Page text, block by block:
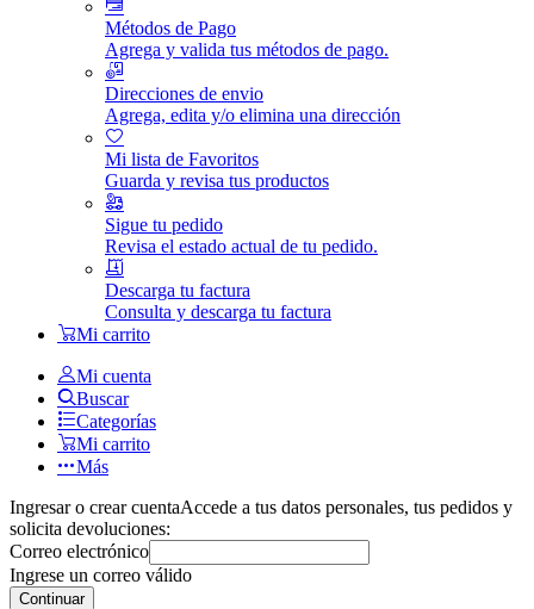
Métodos de Pago
Agrega y valida tus métodos de pago.
Direcciones de envio
Agrega, edita y/o elimina una dirección
Mi lista de Favoritos
Guarda y revisa tus productos
Sigue tu pedido
Revisa el estado actual de tu pedido.
Descarga tu factura
Consulta y descarga tu factura
Mi carrito
Mi cuenta
Buscar
Categorías
Mi carrito
Más
Ingresar o crear cuentaAccede a tus datos personales, tus pedidos y
solicita devoluciones:
Correo electrónico
Ingrese un correo válido
Continuar